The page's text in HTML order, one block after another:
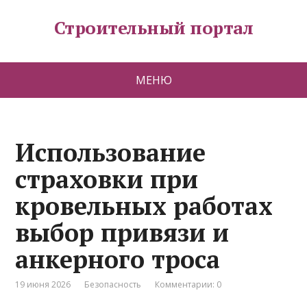
Строительный портал
МЕНЮ
Использование
страховки при
кровельных работах
выбор привязи и
анкерного троса
19 июня 2026 Безопасность Комментарии: 0